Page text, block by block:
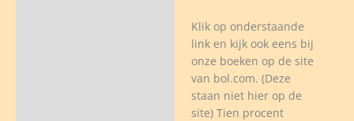
Klik op onderstaande
link en kijk ook eens bij
onze boeken op de site
van bol.com. (Deze
staan niet hier op de
site) Tien procent